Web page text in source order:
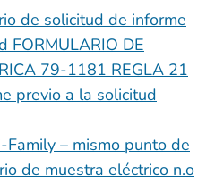
de solicitud de informe
FORMULARIO DE
79-1181 REGLA 21
previo a la solicitud
Family – mismo punto de
de muestra eléctrico n.o